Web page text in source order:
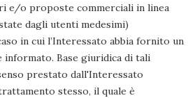
e/o proposte commerciali in linea
dagli utenti medesimi)
in cui l’Interessato abbia fornito un
informato. Base giuridica di tali
prestato dall'Interessato
stesso, il quale è